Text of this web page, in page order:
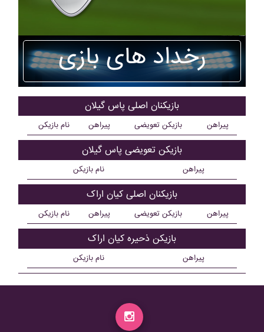
رخداد های بازی
بازیکنان اصلی پاس گيلان
نام بازیکن پیراهن بازیکن تعویضی پیراهن
بازیکن تعویضی پاس گيلان
نام بازیکن پیراهن
بازیکنان اصلی کيان اراک
نام بازیکن پیراهن بازیکن تعویضی پیراهن
بازیکن ذحیره کيان اراک
نام بازیکن پیراهن